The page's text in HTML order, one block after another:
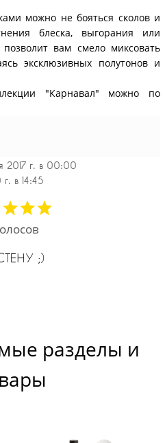
можно не бояться сколов и
блеска, выгорания или
вам смело миксовать
эксклюзивных полутонов и
"Карнавал" можно по
2017 г. в 00:00
в 14:45
;)
разделы и